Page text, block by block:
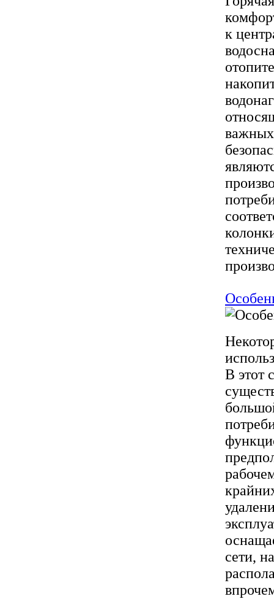
к
важных
В этот
сети,